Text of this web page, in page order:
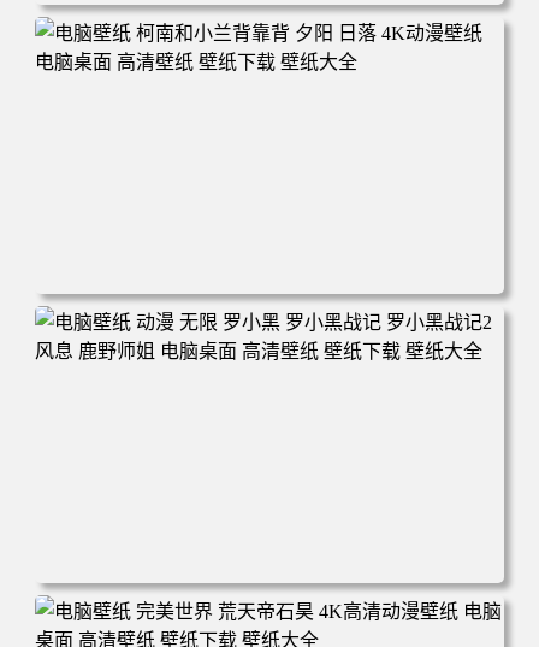
电脑壁纸 动漫 兔子朱迪 狐狸尼克 疯狂动物城 秋叶 秋天森
林 蓝天 4k壁纸 电脑桌面 高清壁纸 壁纸下载 壁纸大全
电脑壁纸 柯南和小兰背靠背 夕阳 日落 4K动漫壁纸 电脑桌
面 高清壁纸 壁纸下载 壁纸大全
电脑壁纸 动漫 无限 罗小黑 罗小黑战记 罗小黑战记2 风息
鹿野师姐 电脑桌面 高清壁纸 壁纸下载 壁纸大全